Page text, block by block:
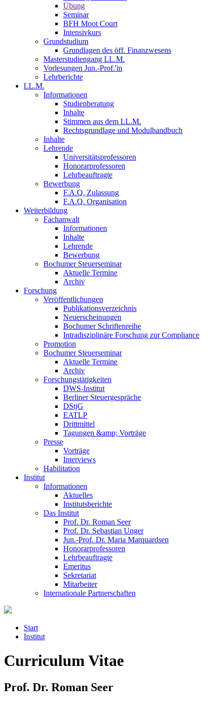
Übung
Seminar
BFH Moot Court
Intensivkurs
Grundstudium
Grundlagen des öff. Finanzwesens
Masterstudiengang LL.M.
Vorlesungen Jun.-Prof.'in
Lehrberichte
LL.M.
Informationen
Studienberatung
Inhalte
Stimmen aus dem LL.M.
Rechtsgrundlage und Modulhandbuch
Inhalte
Lehrende
Universitätsprofessoren
Honorarprofessoren
Lehrbeauftragte
Bewerbung
F.A.Q. Zulassung
F.A.Q. Organisation
Weiterbildung
Fachanwalt
Informationen
Inhalte
Lehrende
Bewerbung
Bochumer Steuerseminar
Aktuelle Termine
Archiv
Forschung
Veröffentlichungen
Publikationsverzeichnis
Neuerscheinungen
Bochumer Schriftenreihe
Intradisziplinäre Forschung zur Compliance
Promotion
Bochumer Steuerseminar
Aktuelle Termine
Archiv
Forschungstätigkeiten
DWS-Institut
Berliner Steuergespräche
DStjG
EATLP
Drittmittel
Tagungen &amp; Vorträge
Presse
Vorträge
Interviews
Habilitation
Institut
Informationen
Aktuelles
Institutsberichte
Das Institut
Prof. Dr. Roman Seer
Prof. Dr. Sebastian Unger
Jun.-Prof. Dr. Maria Marquardsen
Honorarprofessoren
Lehrbeauftragte
Emeritus
Sekretariat
Mitarbeiter
Internationale Partnerschaften
Start
Institut
Curriculum Vitae
Prof. Dr. Roman Seer